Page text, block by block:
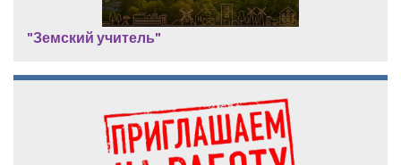
"Земский учитель"